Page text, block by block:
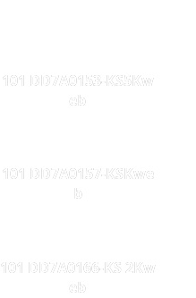
101 DD7A0153-KS5Kw
eb
101 DD7A0157-KSKwe
b
101 DD7A0166-KS 2Kw
eb